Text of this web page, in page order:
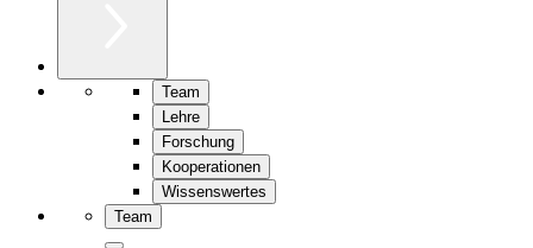
Team
Lehre
Forschung
Kooperationen
Wissenswertes
Team